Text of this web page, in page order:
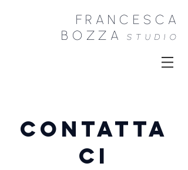
FRANCESCA
B OZZA STU DIO
contatta
ci